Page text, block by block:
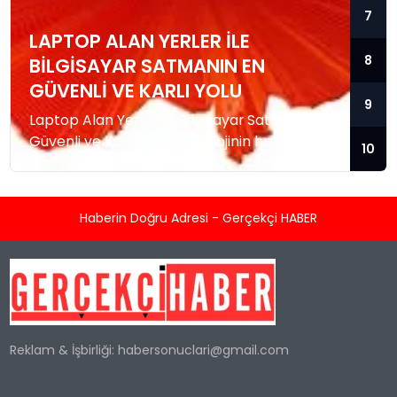
LAPTOP ALAN YERLER ILE
BILGISAYAR SATMANIN EN
GÜVENLI VE KARLI YOLU
Laptop Alan Yerler ile Bilgisayar Satmanın En
Güvenli ve Karlı Yolu Teknolojinin hızla
gelişmesiyle birlikte dizüstü bilgisayarlar ve
daha güçlü donanımlara sahip cihazlara
değerlendirmek istiyor. Ancak ikinci el
elektronik sektöründe doğru alıcıyı bulmak
her zaman kolay olmayabiliyor. İşte bu
7
8
9
10
Haberin Doğru Adresi - Gerçekçi HABER
Reklam & İşbirliği:habersonuclari@gmail.com